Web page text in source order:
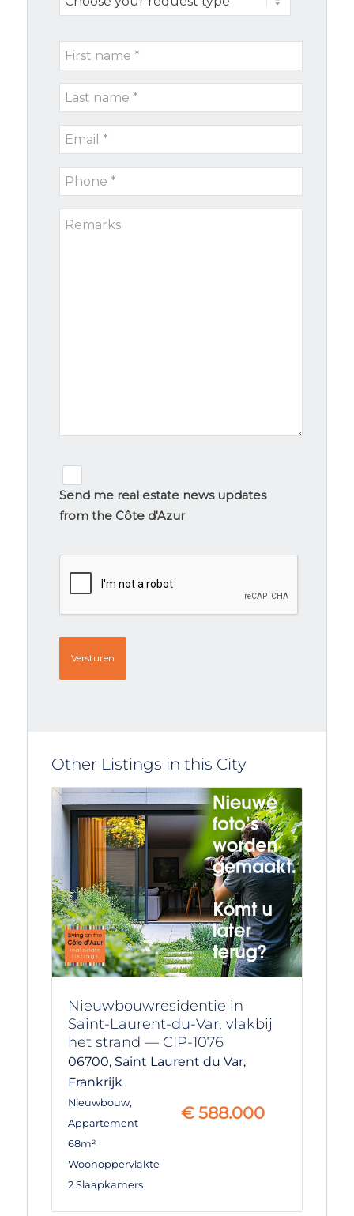
your
type
First
name
Last
name
Email
*
Phone
*
Remarks
signup
Send me real estate news updates
from the Côte d'Azur
Other Listings in this City
Nieuwbouwresidentie in
Saint-Laurent-du-Var, vlakbij
het strand — CIP-1076
06700, Saint Laurent du Var,
Frankrijk
Nieuwbouw,
Appartement
68m²
Woonoppervlakte
2 Slaapkamers
€ 588.000